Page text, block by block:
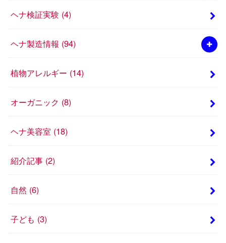
ヘナ検証実験 (4)
ヘナ製造情報 (94)
植物アレルギー (14)
オーガニック (8)
ヘナ美容室 (18)
紹介記事 (2)
自然 (6)
子ども (3)